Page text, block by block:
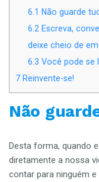
6.1 Não guarde
6.2 Escreva,
deixe cheio de
6.3 Você pode se
7 Reinvente-se!
Não
Desta forma, quando
diretamente a nossa
contar para ninguém